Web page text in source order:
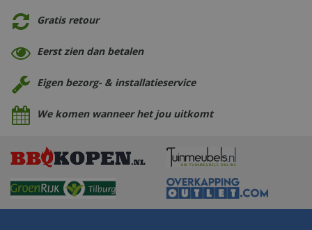
Gratis retour
Eerst zien dan betalen
Eigen bezorg- & installatieservice
We komen wanneer het jou uitkomt